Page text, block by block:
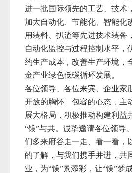
进一批国际领先的工艺、技术
加大自动化、节能化、智能化
用装料、扒渣等先进技术装备
自动化监控与过程控制水平，
约生产成本，改善生产环境，
金产业绿色低碳循环发展。
各位领导、各位来宾 、企业家
开放的胸怀、包容的心态，主
展大格局，积极推动构建利益
“镁”与共。诚挚邀请各位领导、
们多来府谷走一走、看一看，
的了解，与我们携手并进，共
业，为“镁”景添彩，让“镁”梦